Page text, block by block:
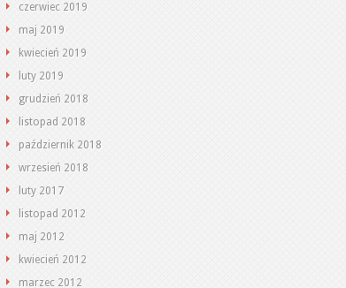
czerwiec 2019
maj 2019
kwiecień 2019
luty 2019
grudzień 2018
listopad 2018
październik 2018
wrzesień 2018
luty 2017
listopad 2012
maj 2012
kwiecień 2012
marzec 2012